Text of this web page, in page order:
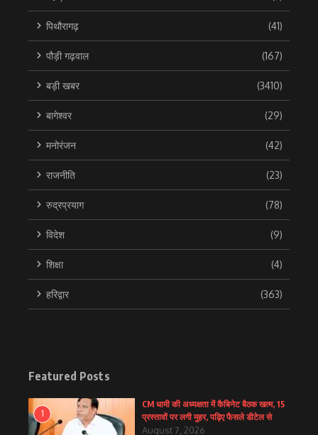
पिथौरागढ़ (41)
पौड़ी गढ़वाल (167)
बड़ी खबर (3410)
बागेश्वर (29)
मनोरंजन (42)
राजनीति (23)
रुद्रप्रयाग (78)
विदेश (9)
शिक्षा (4)
हरिद्वार (363)
Featured Posts
1
CM धामी की अध्यक्षता में कैबिनेट बैठक खत्म, 15
प्रस्तावों पर लगी मुहर, पढ़िए फैसले डीटेल से
August 7, 2026